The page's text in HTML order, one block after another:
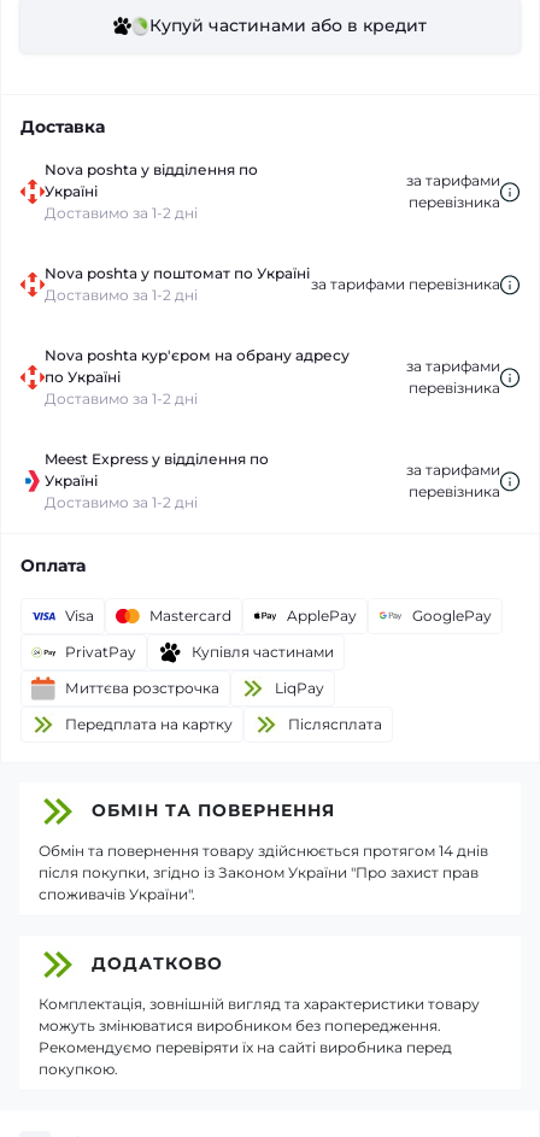
Купуй частинами або в кредит
Доставка
Nova poshta у відділення по
Україні
Доставимо за 1-2 дні
за тарифами
перевізника
Nova poshta у поштомат по Україні
Доставимо за 1-2 дні
за тарифами перевізника
Nova poshta кур'єром на обрану адресу
по Україні
Доставимо за 1-2 дні
за тарифами
перевізника
Meest Express у відділення по
Україні
Доставимо за 1-2 дні
за тарифами
перевізника
Оплата
Visa Mastercard ApplePay
GooglePay
PrivatPay
Купівля частинами
Миттєва розстрочка
LiqPay
Передплата на картку
Пiслясплата
ОБМІН ТА ПОВЕРНЕННЯ
Обмін та повернення товару здійснюється протягом 14 днів
після покупки, згідно із Законом України "Про захист прав
споживачів України".
ДОДАТКОВО
Комплектація, зовнішній вигляд та характеристики товару
можуть змінюватися виробником без попередження.
Рекомендуємо перевіряти їх на сайті виробника перед
покупкою.